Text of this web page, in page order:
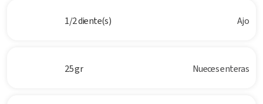
1/2 diente(s) Ajo
25 gr Nueces enteras